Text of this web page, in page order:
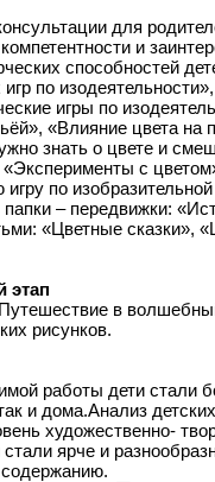
для
и
способностей
игр по
игры по
«Влияние цвета на
знать о цвете и
с
игру по
– передвижки:
«Цветные сказки»,
этап
в
рисунков.
работы дети стали
и дома.Анализ
художественно-
стали ярче и
содержанию.